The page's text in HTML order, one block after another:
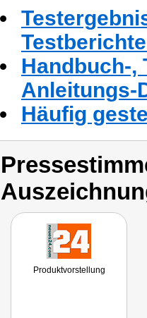
Handbuch-,
Anleitungs-
Häufig
Produktvorstellung